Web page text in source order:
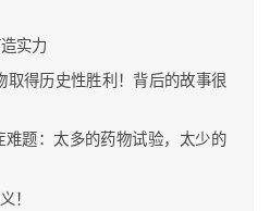
实力
取得历史性胜利！背后的故事很
题：太多的药物试验，太少的
！